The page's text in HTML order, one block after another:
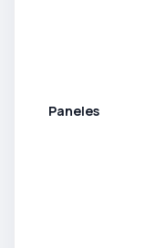
Paneles